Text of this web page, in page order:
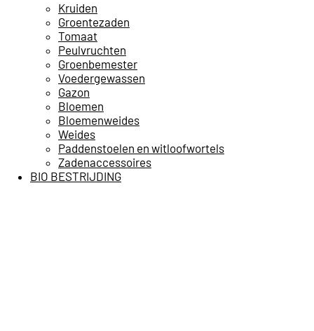
Kruiden
Groentezaden
Tomaat
Peulvruchten
Groenbemester
Voedergewassen
Gazon
Bloemen
Bloemenweides
Weides
Paddenstoelen en witloofwortels
Zadenaccessoires
BIO BESTRIJDING